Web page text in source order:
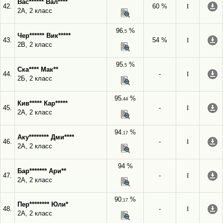
42.
Вас****** Вал****
2А, 2 класс
60 %
I
43.
Чер****** Вик*****
2В, 2 класс
96,5%
54 %
I
44.
Ска**** Мак**
2Б, 2 класс
95,5%
-
I
45.
Кив***** Кар*****
2А, 2 класс
95,44 %
-
I
46.
Аку******** Дми****
2А, 2 класс
94,17 %
-
I
47.
Бар******* Ари**
2А, 2 класс
94 %
-
I
48.
Пер******** Юли*
2А, 2 класс
90,17 %
-
I